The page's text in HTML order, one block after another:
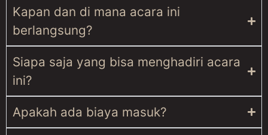
Kapan dan di mana acara ini
berlangsung?
Siapa saja yang bisa menghadiri acara
ini?
Apakah ada biaya masuk?